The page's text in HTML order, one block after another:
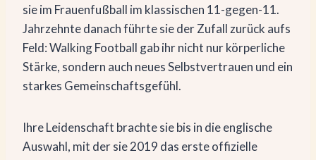
sie im Frauenfußball im klassischen 11-gegen-11.
Jahrzehnte danach führte sie der Zufall zurück aufs
Feld: Walking Football gab ihr nicht nur körperliche
Stärke, sondern auch neues Selbstvertrauen und ein
starkes Gemeinschaftsgefühl.
Ihre Leidenschaft brachte sie bis in die englische
Auswahl, mit der sie 2019 das erste offizielle